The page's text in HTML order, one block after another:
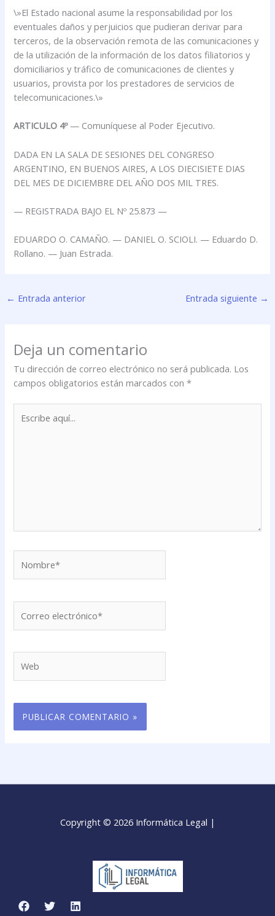
\»El Estado nacional asume la responsabilidad por los
eventuales daños y perjuicios que pudieran derivar para
terceros, de la observación remota de las comunicaciones y
de la utilización de la información de los datos filiatorios y
domiciliarios y tráfico de comunicaciones de clientes y
usuarios, provista por los prestadores de servicios de
telecomunicaciones.\»
ARTICULO 4º — Comuníquese al Poder Ejecutivo.
DADA EN LA SALA DE SESIONES DEL CONGRESO
ARGENTINO, EN BUENOS AIRES, A LOS DIECISIETE DIAS
DEL MES DE DICIEMBRE DEL AÑO DOS MIL TRES.
— REGISTRADA BAJO EL Nº 25.873 —
EDUARDO O. CAMAÑO. — DANIEL O. SCIOLI. — Eduardo D.
Rollano. — Juan Estrada.
← Entrada anterior Entrada siguiente →
Deja un comentario
Tu dirección de correo electrónico no será publicada. Los
campos obligatorios están marcados con*
aquí...
electrónico*
Copyright © 2026 Informática Legal |